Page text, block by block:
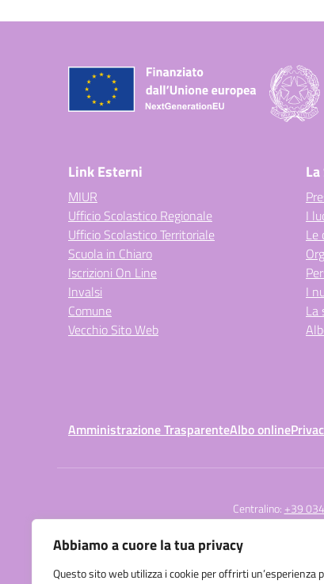
Abbiamo a cuore la tua privacy
Questo sito web utilizza i cookie per offrirti un’esperienza
Link Esterni
MIUR
Ufficio Scolastico Regionale
Ufficio Scolastico Territoriale
Scuola in Chiaro
Iscrizioni On Line
Invalsi
Comune
Vecchio Sito Web
I
Le
I
La
Amministrazione TrasparenteAlbo online
Centralino: +39